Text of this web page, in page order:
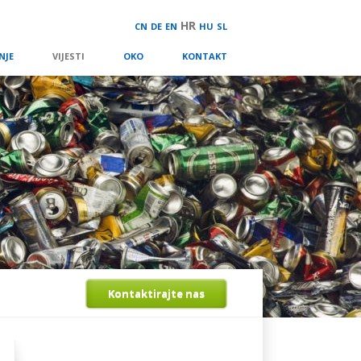
CN DE EN HR HU SL
VIJESTI OKO KONTAKT
Kontaktirajte nas